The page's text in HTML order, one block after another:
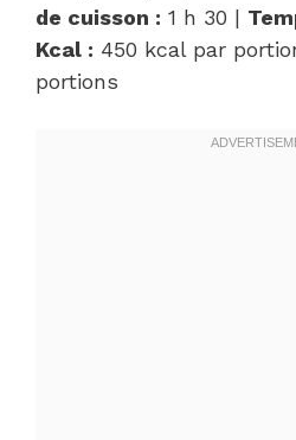
de cuisson : 1 h 30 |
Kcal : 450 kcal par
portions